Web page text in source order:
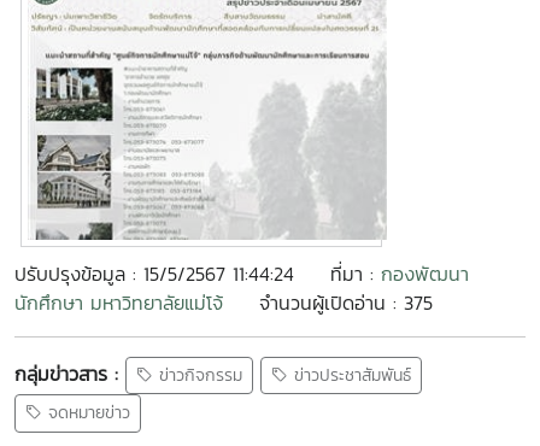
ปรับปรุงข้อมูล : 15/5/2567 11:44:24 ที่มา : กองพัฒนา
นักศึกษา มหาวิทยาลัยแม่โจ้
จำนวนผู้เปิดอ่าน : 375
กลุ่มข่าวสาร : ข่าวกิจกรรม
ข่าวประชาสัมพันธ์
จดหมายข่าว